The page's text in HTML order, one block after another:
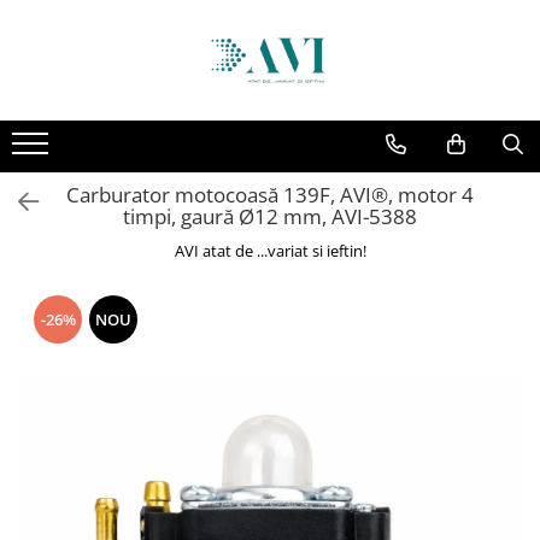
Casa
Accesorii uscatoare rufe
Aparate electrocasnice & accesorii
Aparate si accesorii intretinere
Accesorii pentru ochelari si lentile
de contact
Baterii sanitare baie
Coloane de dus si seturi de dus
Carburator motocoasă 139F, AVI®, motor 4
timpi, gaură Ø12 mm, AVI-5388
AVI atat de ...variat si ieftin!
-26% NOU